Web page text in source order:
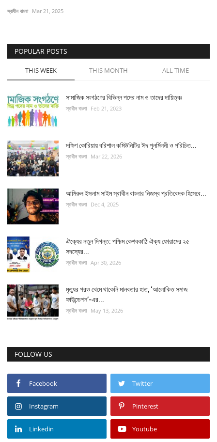
চাকরি
বিনোদন
দেশজুড়ে
Gallery
অন্যান্য
স্বাধীন বাংলা Mar 21, 2025
POPULAR POSTS
THIS WEEK THIS MONTH ALL TIME
সামাজিক সংগঠণের বিভিন্ন পদের নাম ও তাদের দায়িত্বঃ
স্বাধীন বাংলা Feb 21, 2023
দক্ষিণ কোরিয়ায় বরিশাল কমিউনিটির ঈদ পুনর্মিলনী ও পরিচিত...
স্বাধীন বাংলা Mar 22, 2026
আমিরুল ইসলাম সাইম স্বাধীন বাংলার নিজস্ব প্রতিবেদক হিসেবে...
স্বাধীন বাংলা Dec 4, 2025
ঐক্যের নতুন দিগন্ত: পশ্চিম কেশবকাঠি ঐক্য ফোরামের ২৫
সদস্যের...
স্বাধীন বাংলা Apr 30, 2026
মৃত্যুর পরও থেমে থাকেনি মানবতার হাত, ‘আলোকিত সমাজ
ফাউন্ডেশন’-এর...
স্বাধীন বাংলা May 13, 2026
FOLLOW US
Facebook Twitter
Instagram Pinterest
Linkedin Youtube